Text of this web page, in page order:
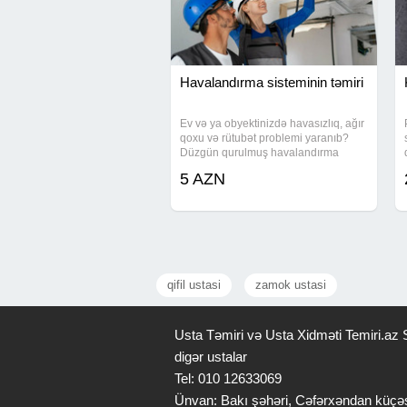
Havalandırma sisteminin təmiri
Ev və ya obyektinizdə havasızlıq, ağır
qoxu və rütubət problemi yaranıb?
Düzgün qurulmuş havalandırma
yeraltı qaraj, klinika, istehsalat sahəsi
5 AZN
qifil ustasi zamok ustasi
Usta Təmiri və Usta Xidməti Temiri.az
digər ustalar
Tel: 010 12633069
Ünvan: Bakı şəhəri, Cəfərxəndan